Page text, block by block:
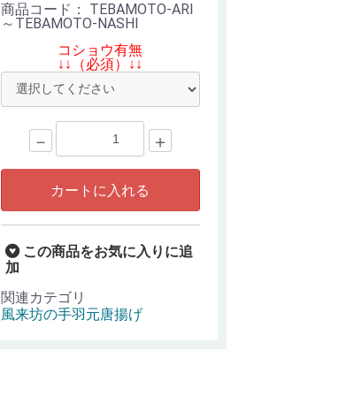
商品コード： TEBAMOTO-ARI
～TEBAMOTO-NASHI
コショウ有無
↓↓（必須）↓↓
－ ＋
カートに入れる
この商品をお気に入りに追
加
関連カテゴリ
風来坊の手羽元唐揚げ